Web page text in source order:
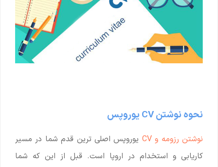
نحوه نوشتن CV یوروپس
نوشتن رزومه و CV
یوروپس اصلی ترین قدم شما در مسیر
کاریابی و استخدام در اروپا است. قبل از این که شما